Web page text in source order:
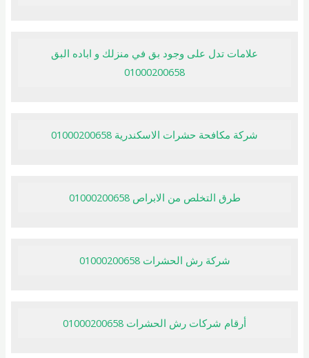
علامات تدل على وجود بق في منزلك و اباده البق
01000200658
شركة مكافحة حشرات الاسكندرية 01000200658
طرق التخلص من الابراص 01000200658
شركة رش الحشرات 01000200658
أرقام شركات رش الحشرات 01000200658